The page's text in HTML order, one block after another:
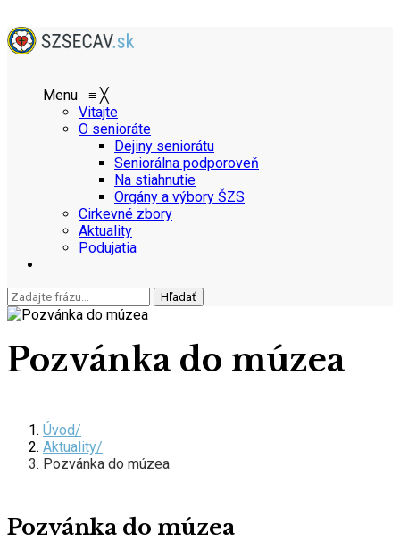
Menu ≡ ╳
Vitajte
O senioráte
Dejiny seniorátu
Seniorálna podporoveň
Na stiahnutie
Orgány a výbory ŠZS
Cirkevné zbory
Aktuality
Podujatia
Pozvánka do múzea
Úvod
Aktuality
Pozvánka do múzea
Pozvánka do múzea